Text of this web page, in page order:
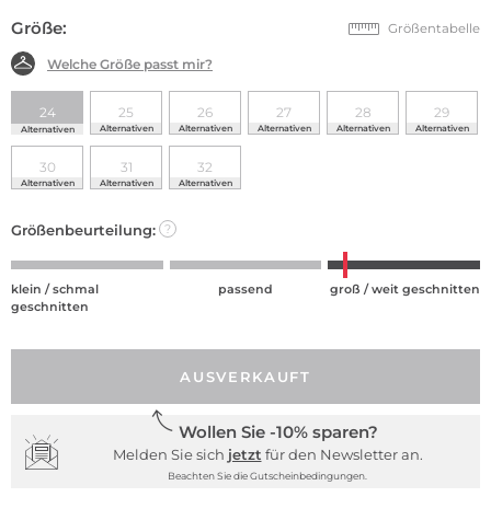
Größe: Größentabelle
Welche Größe passt mir?
24
Alternativen
25
Alternativen
26
Alternativen
27
Alternativen
28
Alternativen
29
Alternativen
30
Alternativen
31
Alternativen
32
Alternativen
Größenbeurteilung: ?
klein / schmal
geschnitten
passend groß / weit geschnitten
AUSVERKAUFT
Wollen Sie -10% sparen?
Melden Sie sich jetzt für den Newsletter an.
Beachten Sie die Gutscheinbedingungen.